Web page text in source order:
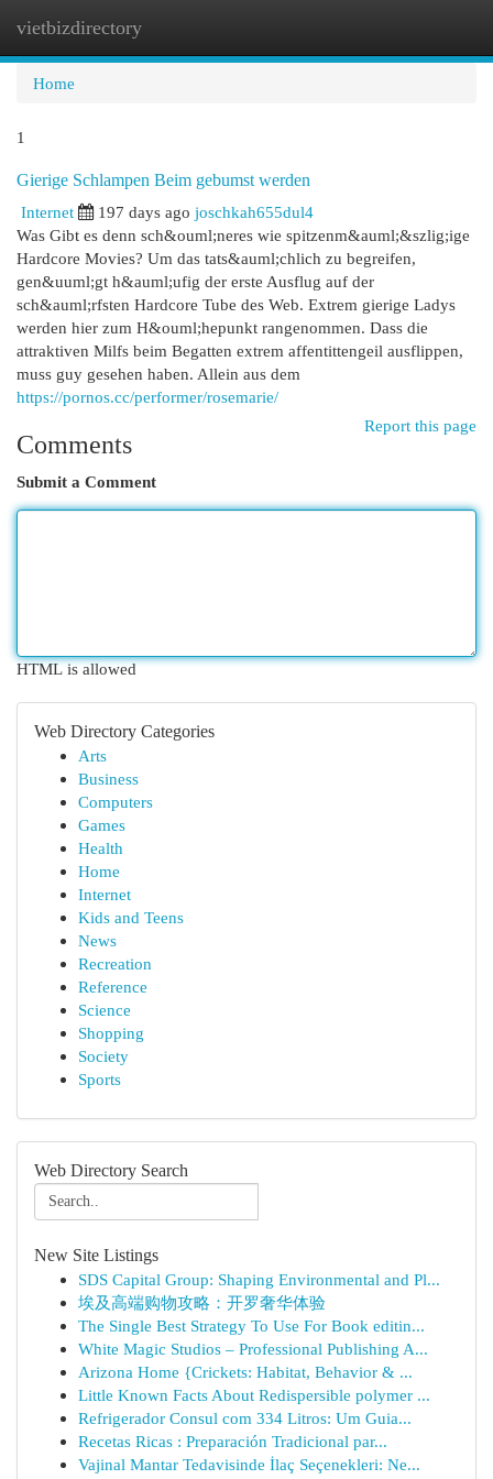
vietbizdirectory
Home
1
Gierige Schlampen Beim gebumst werden
Internet
197 days ago joschkah655dul4
Was Gibt es denn sch&ouml;neres wie spitzenm&auml;&szlig;ige
Hardcore Movies? Um das tats&auml;chlich zu begreifen,
gen&uuml;gt h&auml;ufig der erste Ausflug auf der
sch&auml;rfsten Hardcore Tube des Web. Extrem gierige Ladys
werden hier zum H&ouml;hepunkt rangenommen. Dass die
attraktiven Milfs beim Begatten extrem affentittengeil ausflippen,
muss guy gesehen haben. Allein aus dem
https://pornos.cc/performer/rosemarie/
Report this page
Comments
Submit a Comment
HTML is allowed
Web Directory Categories
Arts
Business
Computers
Games
Health
Home
Internet
Kids and Teens
News
Recreation
Reference
Science
Shopping
Society
Sports
Web Directory Search
New Site Listings
SDS Capital Group: Shaping Environmental and Pl...
埃及高端购物攻略：开罗奢华体验
The Single Best Strategy To Use For Book editin...
White Magic Studios – Professional Publishing A...
Arizona Home {Crickets: Habitat, Behavior & ...
Little Known Facts About Redispersible polymer ...
Refrigerador Consul com 334 Litros: Um Guia...
Recetas Ricas : Preparación Tradicional par...
Vajinal Mantar Tedavisinde İlaç Seçenekleri: Ne...